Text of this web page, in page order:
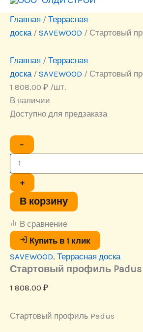
Главная / Террасная
доска/ SAVEWOOD / Стартовый
Главная / Террасная
доска / SAVEWOOD / Стартовый
1 808.00 ₽ /шт.
В наличии
Доступно для предзаказа
−
Количество
товара
Padus
+
В корзину
В сравнение
Купить в 1 клик
SAVEWOOD, Террасная доска
Стартовый профиль Padus
1 808.00 ₽
Стартовый профиль Padus